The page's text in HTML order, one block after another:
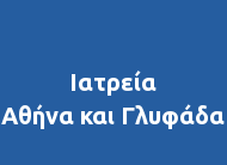
Ιατρεία
Αθήνα και Γλυφάδα